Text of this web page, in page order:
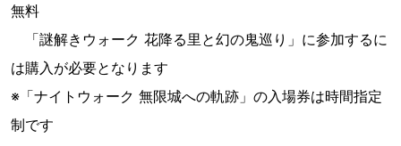
無料
「謎解きウォーク 花降る里と幻の鬼巡り」に参加するに
は購入が必要となります
※「ナイトウォーク 無限城への軌跡」の入場券は時間指定
制です